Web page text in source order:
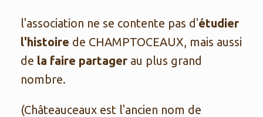
l'association ne se contente pas d'étudier
l'histoire de CHAMPTOCEAUX, mais aussi
de la faire partager au plus grand
nombre.
(Châteauceaux est l'ancien nom de